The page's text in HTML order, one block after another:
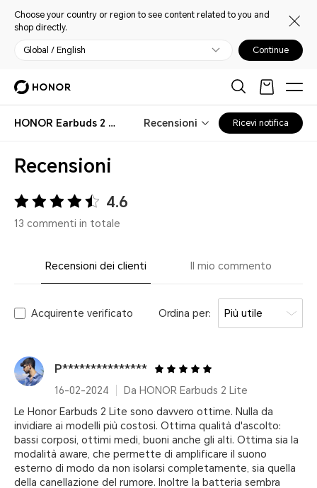
Choose your country or region to see content related to you and
shop directly.
Global / English Continue
HONOR Earbuds 2 Lite Recensioni Ricevi notifica
Recensioni
4.6
13 commenti in totale
Recensioni dei clienti Il mio commento
Acquirente verificato Ordina per: Più utile
P***************
16-02-2024
Da HONOR Earbuds 2 Lite
Le Honor Earbuds 2 Lite sono davvero ottime. Nulla da
invidiare ai modelli più costosi. Ottima qualità d'ascolto:
bassi corposi, ottimi medi, buoni anche gli alti. Ottima sia la
modalità aware, che permette di amplificare il suono
esterno di modo da non isolarsi completamente, sia quella
della canellazione del rumore. Inoltre la batteria sembra